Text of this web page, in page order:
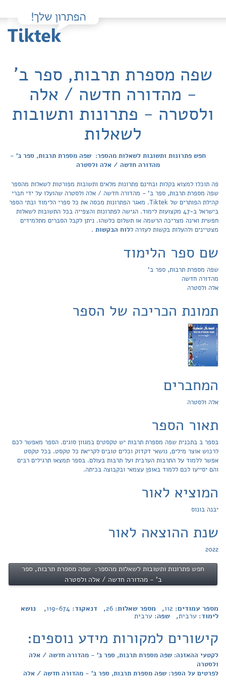
שפה מספרת תרבות, ספר ב'
- מהדורה חדשה / אלה
ולסטרה - פתרונות ותשובות
לשאלות
חפש פתרונות ותשובות לשאלות מהספר: שפה מספרת תרבות, ספר ב' -
מהדורה חדשה / אלה ולסטרה
פה תוכלו למצוא בקלות ובחינם פתרונות מלאים ותשובות מפורטות לשאלות מהספר
שפה מספרת תרבות, ספר ב' - מהדורה חדשה / אלה ולסטרה שהועלו על ידי חברי
קהילת הפותרים של Tiktek. מאגר הפתרונות מכסה את כל ספרי הלימוד ובתי הספר
בישראל ב-47 מקצועות לימוד. הגישה לפתרונות והצפייה בכל התשובות לשאלות
חפשית ואינה מצריכה הרשמה או תשלום כלשהו. ניתן לקבל הסברים מתלמידים
מצטיינים ולהעלות בקשות לעזרה ללוח הבקשות .
שם ספר הלימוד
שפה מספרת תרבות, ספר ב'
מהדורה חדשה
אלה ולסטרה
תמונת הכריכה של הספר
המחברים
אלה ולסטרה
תאור הספר
בספר ב בתכנית שפה מספרת תרבות יש טקסטים במגוון סוגים. הספר מאפשר לכם
לרכוש אוצר מילים, נושאי דקדוק וכלים טובים לקריאת כל טקסט. בכל טקסט
אפשר ללמוד על התרבות הערבית ועל תרבות בעולם. בספר תמצאו תרגילים רבים
והם יסייעו לכם ללמוד באופן עצמאי ובקבוצה בכיתה.
המוציא לאור
יבנה בונוס
שנת ההוצאה לאור
2022
חפש פתרונות ותשובות לשאלות מהספר: שפה מספרת תרבות, ספר
ב' - מהדורה חדשה / אלה ולסטרה
מספר עמודים: 112, מספר שאלות: 26, דנאקוד: 119-674, נושא
לימוד: ערבית, שפה: ערבית
קישורים למקורות מידע נוספים:
לקטעי ההאזנה: שפה מספרת תרבות, ספר ב' - מהדורה חדשה / אלה
ולסטרה
לפרטים על הספר: שפה מספרת תרבות, ספר ב' - מהדורה חדשה / אלה